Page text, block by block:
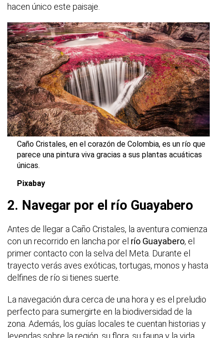
hacen único este paisaje.
Caño Cristales, en el corazón de Colombia, es un río que
parece una pintura viva gracias a sus plantas acuáticas
únicas.
Pixabay
2. Navegar por el río Guayabero
Antes de llegar a Caño Cristales, la aventura comienza
con un recorrido en lancha por el río Guayabero, el
primer contacto con la selva del Meta. Durante el
trayecto verás aves exóticas, tortugas, monos y hasta
delfines de río si tienes suerte.
La navegación dura cerca de una hora y es el preludio
perfecto para sumergirte en la biodiversidad de la
zona. Además, los guías locales te cuentan historias y
leyendas sobre la región, su flora, su fauna y la vida